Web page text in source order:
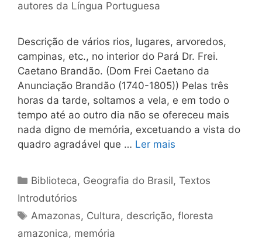
autores da Língua Portuguesa
Descrição de vários rios, lugares, arvoredos,
campinas, etc., no interior do Pará Dr. Frei.
Caetano Brandão. (Dom Frei Caetano da
Anunciação Brandão (1740-1805)) Pelas três
horas da tarde, soltamos a vela, e em todo o
tempo até ao outro dia não se ofereceu mais
nada digno de memória, excetuando a vista do
quadro agradável que … Ler mais
Categorias
Biblioteca, Geografia do Brasil,Textos
Introdutórios
Tags
Amazonas, Cultura, descrição,floresta
amazonica, memória